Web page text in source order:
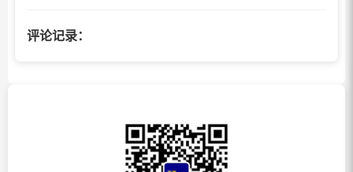
评论记录：